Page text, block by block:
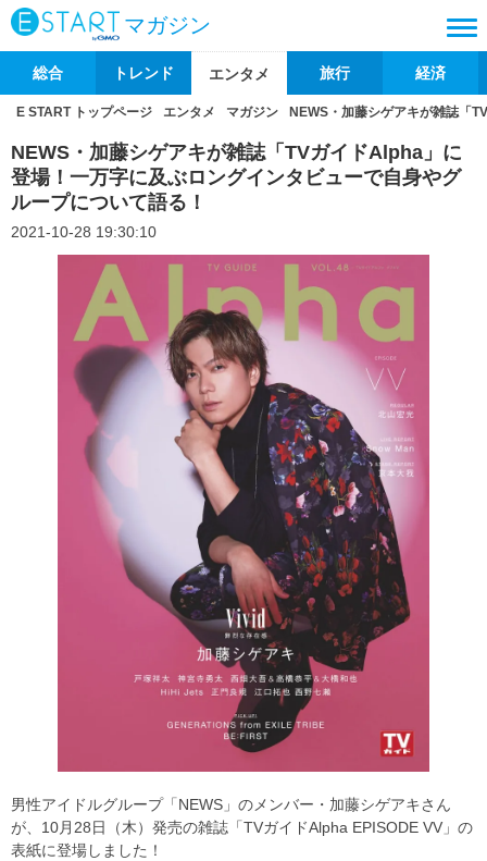
マガジン
総合 トレンド エンタメ 旅行 経済
E START トップページ エンタメ マガジン NEWS・加藤シゲアキが雑誌「
NEWS・加藤シゲアキが雑誌「TVガイドAlpha」に
登場！一万字に及ぶロングインタビューで自身やグ
ループについて語る！
2021-10-28 19:30:10
男性アイドルグループ「NEWS」のメンバー・加藤シゲアキさん
が、10月28日（木）発売の雑誌「TVガイドAlpha EPISODE VV」の
表紙に登場しました！